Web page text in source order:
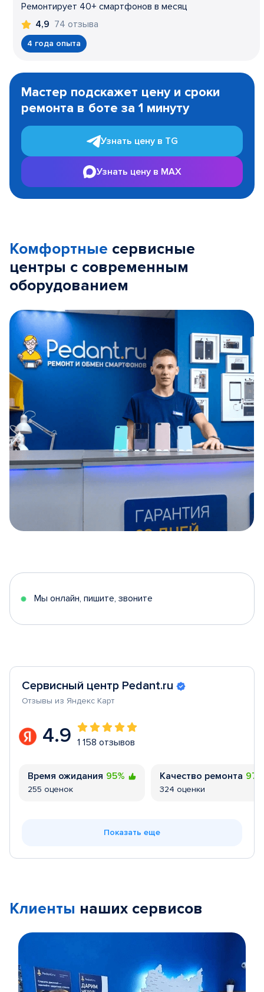
Ремонтирует 40+ смартфонов в месяц
4,9 74 отзыва
4 года опыта
1
Мастер подскажет цену и сроки
ремонта в боте за 1 минуту
Узнать цену в TG
Узнать цену в MAX
Комфортные сервисные
центры с современным
оборудованием
5
Мы онлайн, пишите, звоните
Сервисный центр Pedant.ru
Отзывы из Яндекс Карт
4.9 1 158 отзывов
Время ожидания 95%
255 оценок
Качество ремонта
324 оценки
Показать еще
Клиенты наших сервисов